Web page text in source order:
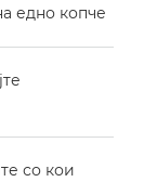
едно копче
со кои